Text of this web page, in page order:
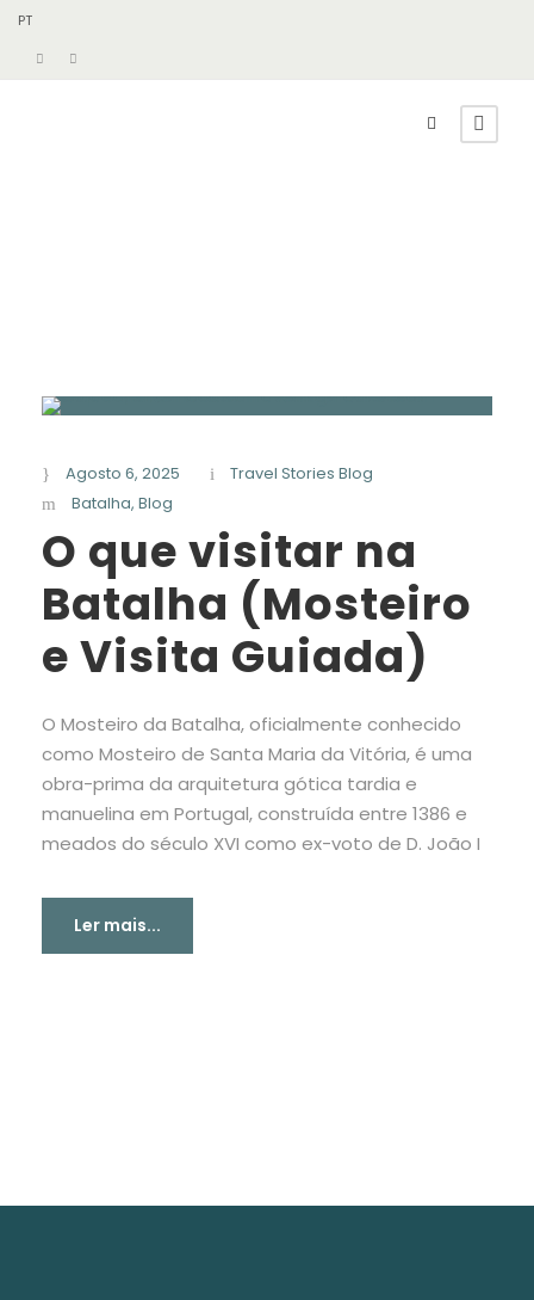
PT
Agosto 6, 2025
Travel Stories Blog
Batalha, Blog
O que visitar na
Batalha (Mosteiro
e Visita Guiada)
O Mosteiro da Batalha, oficialmente conhecido
como Mosteiro de Santa Maria da Vitória, é uma
obra-prima da arquitetura gótica tardia e
manuelina em Portugal, construída entre 1386 e
meados do século XVI como ex-voto de D. João I
Ler mais...